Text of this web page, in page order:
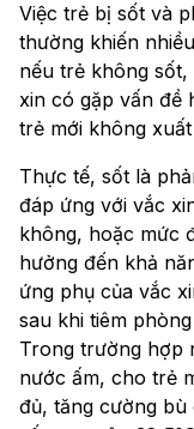
Việc trẻ bị sốt và
thường khiến
nếu trẻ không sốt,
xin có gặp vấn đề
trẻ mới không
Thực tế, sốt là
đáp ứng với vắc
không, hoặc mức
hưởng đến khả
ứng phụ của vắc
sau khi tiêm
Trong trường hợp
nước ấm, cho trẻ
đủ, tăng cường